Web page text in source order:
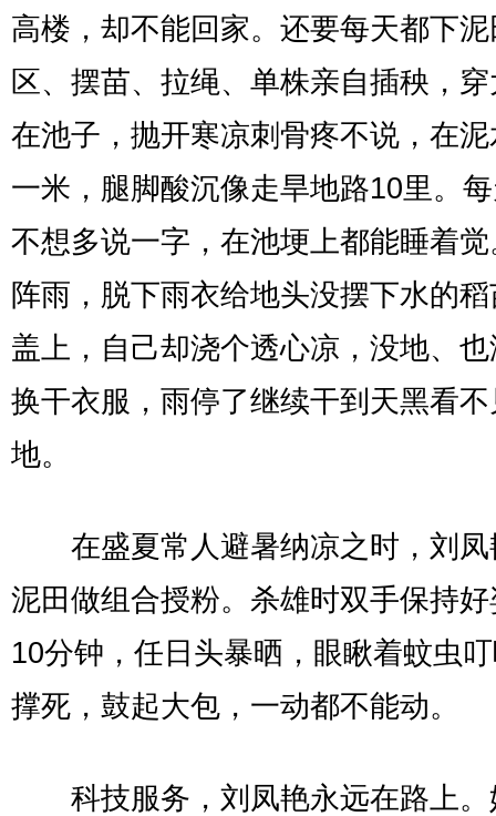
高楼，却不能回家。还要每天都下
区、摆苗、拉绳、单株亲自插秧，
在池子，抛开寒凉刺骨疼不说，在
一米，腿脚酸沉像走旱地路10里。
不想多说一字，在池埂上都能睡着
阵雨，脱下雨衣给地头没摆下水的
盖上，自己却浇个透心凉，没地、
换干衣服，雨停了继续干到天黑看
地。
在盛夏常人避暑纳凉之时，刘凤
泥田做组合授粉。杀雄时双手保持
10分钟，任日头暴晒，眼瞅着蚊虫
撑死，鼓起大包，一动都不能动。
科技服务，刘凤艳永远在路上。